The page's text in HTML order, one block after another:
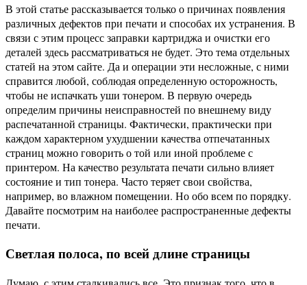
В этой статье рассказывается только о причинах появления
различных дефектов при печати и способах их устранения. В
связи с этим процесс заправки картриджа и очистки его
деталей здесь рассматриваться не будет. Это тема отдельных
статей на этом сайте. Да и операции эти несложные, с ними
справится любой, соблюдая определенную осторожность,
чтобы не испачкать уши тонером. В первую очередь
определим причины неисправностей по внешнему виду
распечатанной страницы. Фактически, практически при
каждом характерном ухудшении качества отпечатанных
страниц можно говорить о той или иной проблеме с
принтером. На качество результата печати сильно влияет
состояние и тип тонера. Часто теряет свои свойства,
например, во влажном помещении. Но обо всем по порядку.
Давайте посмотрим на наиболее распространенные дефекты
печати.
Светлая полоса, по всей длине страницы